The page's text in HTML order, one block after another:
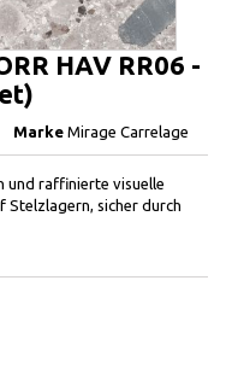
HAV RR06 -
Marke Mirage Carrelage
und raffinierte visuelle
Stelzlagern, sicher durch